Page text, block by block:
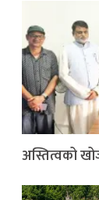
अस्तित्वको